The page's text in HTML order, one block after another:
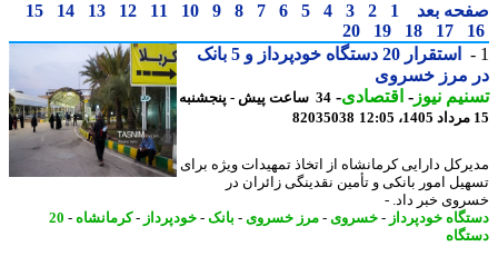
بعد 1
2
3
4
5
6
7
8
9
10
11
12
13
14
15
17
18
19
20
استقرار 20 دستگاه خودپرداز و 5 بانک
مرز خسروی
نیوز-اقتصادی-
34 ساعت پیش - پنجشنبه
82035038
دارایی کرمانشاه از اتخاذ تمهیدات ویژه برای
امور بانکی و تأمین نقدینگی زائران در
خبر داد. -
خودپرداز-خسروی-مرز خسروی-بانک -خودپرداز-کرمانشاه-
20